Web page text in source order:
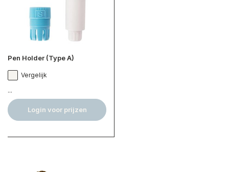
Pen Holder (Type A)
Vergelijk
...
Login voor prijzen